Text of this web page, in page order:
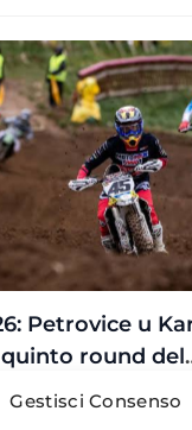
Gestisci Consenso
Petrovice u
round del
Ceco